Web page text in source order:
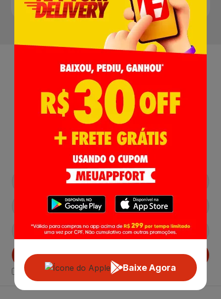
Baixe Agora
Receba nossasNovidades
Lançamentos e Promoções!
Cadastrar
Declaro estar ciente dasPoliticas de Privacidade.